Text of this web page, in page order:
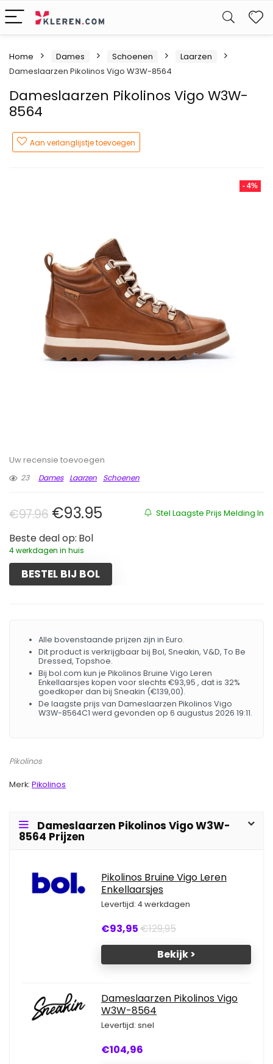
Home Dames Schoenen
Laarzen
Dameslaarzen Pikolinos Vigo W3W-8564
Dameslaarzen Pikolinos Vigo W3W-
8564
Aan verlanglijstje toevoegen
- 4%
Uw recensie toevoegen
23
Dames Laarzen Schoenen
Stel Laagste Prijs Melding In
€97.96 Oorspronkelijke prijs was:
€93.95Huidige prijs is: €93.95.
Beste deal op: Bol
4 werkdagen in huis
BESTEL BIJ BOL
Alle bovenstaande prijzen zijn in Euro.
Dit product is verkrijgbaar bij Bol, Sneakin, V&D, To Be
Dressed, Topshoe.
Bij bol.com kun je Pikolinos Bruine Vigo Leren
Enkellaarsjes kopen voor slechts €93,95 , dat is 32%
goedkoper dan bij Sneakin (€139,00).
De laagste prijs van Dameslaarzen Pikolinos Vigo
W3W-8564C1 werd gevonden op 6 augustus 2026 19:11.
Pikolinos
Merk: Pikolinos
Dameslaarzen Pikolinos Vigo W3W-
8564 Prijzen
Pikolinos Bruine Vigo Leren
Enkellaarsjes
Levertijd: 4 werkdagen
€93,95€129,95
Bekijk >
Dameslaarzen Pikolinos Vigo
W3W-8564
Levertijd: snel
€104,96